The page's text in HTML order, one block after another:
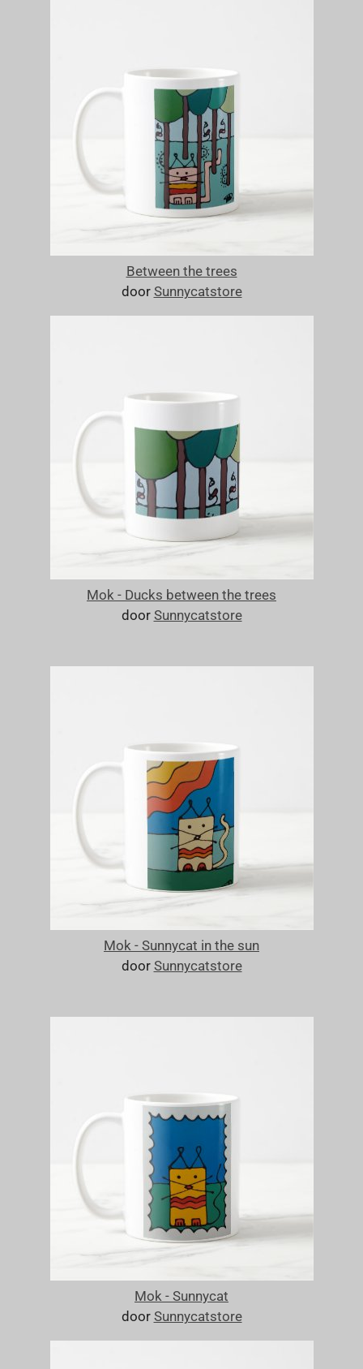
Between the trees
door Sunnycatstore
Mok - Ducks between the trees
door Sunnycatstore
Mok - Sunnycat in the sun
door Sunnycatstore
Mok - Sunnycat
door Sunnycatstore